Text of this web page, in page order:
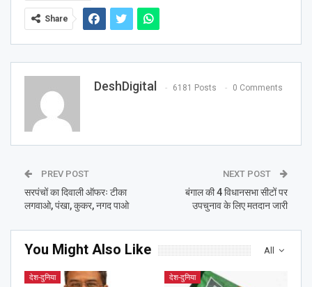
Share
DeshDigital 6181 Posts 0 Comments
PREV POST
सरपंचों का दिवाली ऑफरः टीका
लगवाओ, पंखा, कुकर, नगद पाओ
NEXT POST
बंगाल की 4 विधानसभा सीटों पर
उपचुनाव के लिए मतदान जारी
All
You Might Also Like
देश-दुनिया देश-दुनिया